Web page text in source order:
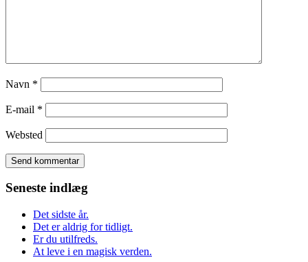
Navn *
E-mail *
Websted
Seneste indlæg
Det sidste år.
Det er aldrig for tidligt.
Er du utilfreds.
At leve i en magisk verden.